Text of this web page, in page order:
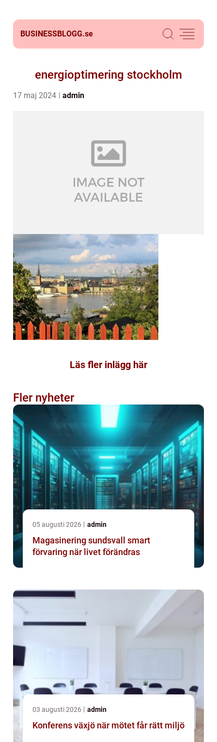
BUSINESSBLOGG.se
energioptimering stockholm
17 maj 2024 admin
Läs fler inlägg här
Fler nyheter
05 augusti 2026 admin
Magasinering sundsvall smart
förvaring när livet förändras
03 augusti 2026 admin
Konferens växjö när mötet får rätt miljö